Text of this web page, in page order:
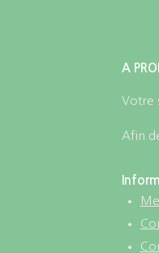
A
Votre
Afin